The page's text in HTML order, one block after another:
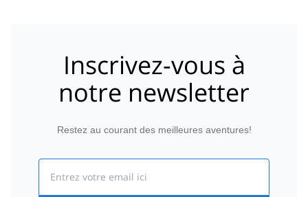
Inscrivez-vous à
notre newsletter
Restez au courant des meilleures aventures!